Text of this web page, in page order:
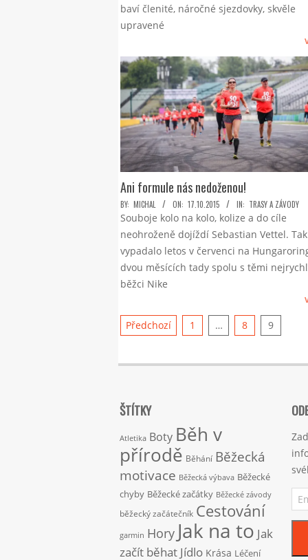
baví členité, náročné sjezdovky, skvěle
upravené
Ani formule nás nedoženou!
2015-
10-
17
BY: MICHAL ON: 17.10.2015 IN: TRASY A ZÁVODY
Souboje kolo na kolo, kolize a do cíle
neohroženě dojíždí Sebastian Vettel.
vypadalo letos v červenci na
dvou měsících tady spolu s těmi
běžci Nike
Stránkování
Předchozí 1 … 8 9
ŠTÍTKY
Atletika Boty Běh v
přírodě Běhání Běžecká
motivace Běžecká výbava Běžecké
chyby Běžecké začátky Běžecké závody
běžecký začátečník Cestování
garmin Hory Jak na to Jak
začít běhat Jídlo Krása Léčení